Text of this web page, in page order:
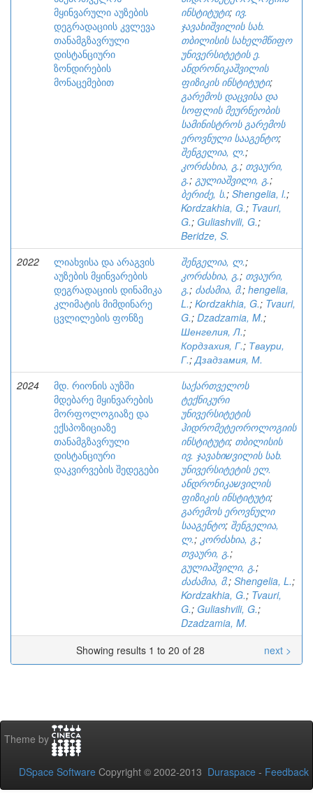
მყინვარული აუზების
დეგრადაციის კვლევა
თანამგზავრული
დისტანციური
ზონდირების
მონაცემებით
ინსტიტუტი; ივ.
ჯავახიშვილის სახ.
თბილისის სახელმწიფო
უნივერსიტეტის ე.
ანდრონიკაშვილის
ფიზიკის ინსტიტუტი;
გარემოს დაცვისა და
სოფლის მეურნეობის
სამინისტროს გარემოს
ეროვნული სააგენტო;
შენგელია, ლ.;
კორძახია, გ.; თვაური,
გ.; გულიაშვილი, გ.;
ბერიძე, ს.; Shengelia, l.;
Kordzakhia, G.; Tvauri,
G.; Guliashvili, G.;
Beridze, S.
2022
ლიახვისა და არაგვის
აუზების მყინვარების
დეგრადაციის დინამიკა
კლიმატის მიმდინარე
ცვლილების ფონზე
შენგელია, ლ.;
კორძახია, გ.; თვაური,
გ.; ძაძამია, მ.; hengelia,
L.; Kordzakhia, G.; Tvauri,
G.; Dzadzamia, M.;
Шенгелия, Л.;
Кордзахия, Г.; Тваури,
Г.;Дзадзамия, М.
2024
მდ. რიონის აუზში
მდებარე მყინვარების
მორფოლოგიაზე და
ექსპოზიციაზე
თანამგზავრული
დისტანციური
დაკვირვების შედეგები
საქართველოს
ტექნიკური
უნივერსიტეტის
ჰიდრომეტეოროლოგიის
ინსტიტუტი; თბილისის
ივ. ჯავახიשვილის სახ.
უნივერსიტეტის ელ.
ანდრონიკაשვილის
ფიზიკის ინსტიტუტი;
გარემოს ეროვნული
სააგენტო; შენგელია,
ლ.; კორძახია, გ.;
თვაური, გ.;
გულიაშვილი, გ.;
ძაძამია, მ.; Shengelia, L.;
Kordzakhia, G.; Tvauri,
G.; Guliashvili, G.;
Dzadzamia, M.
Showing results 1 to 20 of 28
next >
Theme by
DSpace Software Copyright © 2002-2013 Duraspace - Feedback